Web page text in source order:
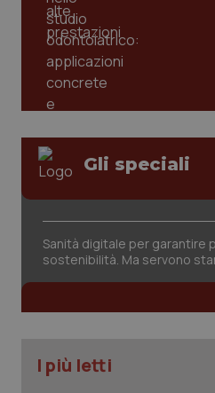
Gli speciali
Sanità digitale per garantire
sostenibilità. Ma servono
I più letti
CookieScriptConsent